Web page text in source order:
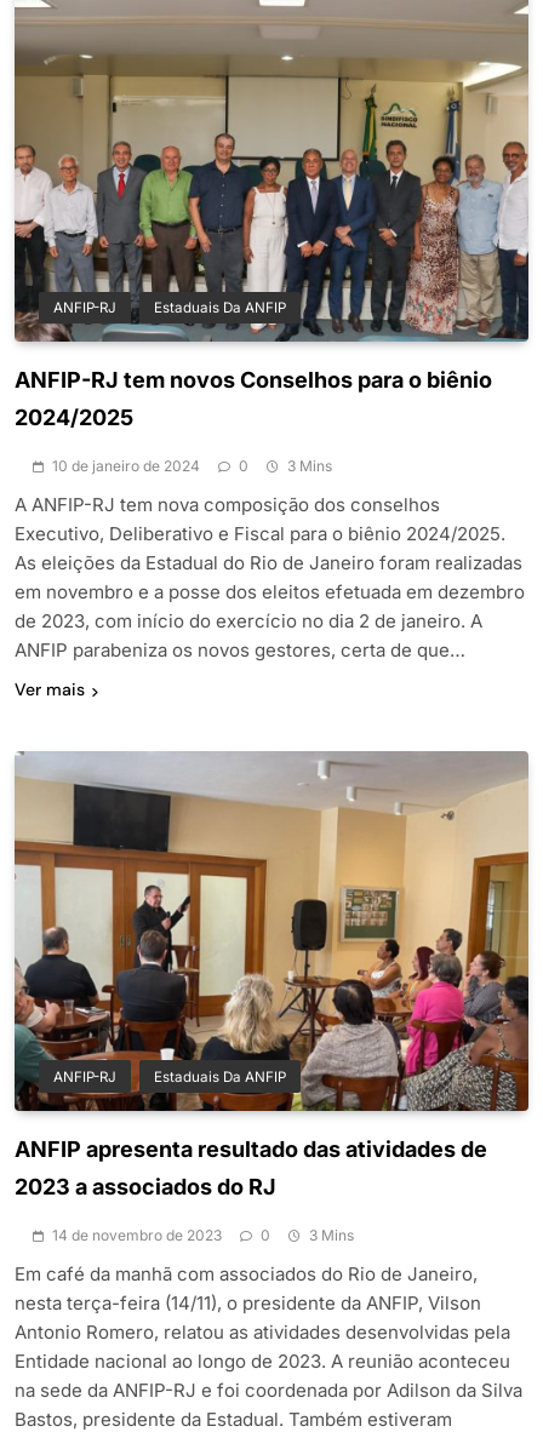
ANFIP-RJ Estaduais Da ANFIP
ANFIP-RJ tem novos Conselhos para o biênio
2024/2025
10 de janeiro de 2024 0 3 Mins
A ANFIP-RJ tem nova composição dos conselhos
Executivo, Deliberativo e Fiscal para o biênio 2024/2025.
As eleições da Estadual do Rio de Janeiro foram realizadas
em novembro e a posse dos eleitos efetuada em dezembro
de 2023, com início do exercício no dia 2 de janeiro. A
ANFIP parabeniza os novos gestores, certa de que…
Ver mais
ANFIP-RJ Estaduais Da ANFIP
ANFIP apresenta resultado das atividades de
2023 a associados do RJ
14 de novembro de 2023 0 3 Mins
Em café da manhã com associados do Rio de Janeiro,
nesta terça-feira (14/11), o presidente da ANFIP, Vilson
Antonio Romero, relatou as atividades desenvolvidas pela
Entidade nacional ao longo de 2023. A reunião aconteceu
na sede da ANFIP-RJ e foi coordenada por Adilson da Silva
Bastos, presidente da Estadual. Também estiveram